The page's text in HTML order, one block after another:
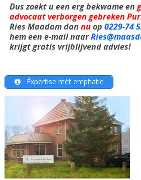
Dus zoekt u een erg bekwame en
advocaat verborgen gebreken
Ries Maadam dan nuop 0229-74
hem een e-mail naar
krijgt gratis vrijblijvend advies!
Éxpertise mét emphatie